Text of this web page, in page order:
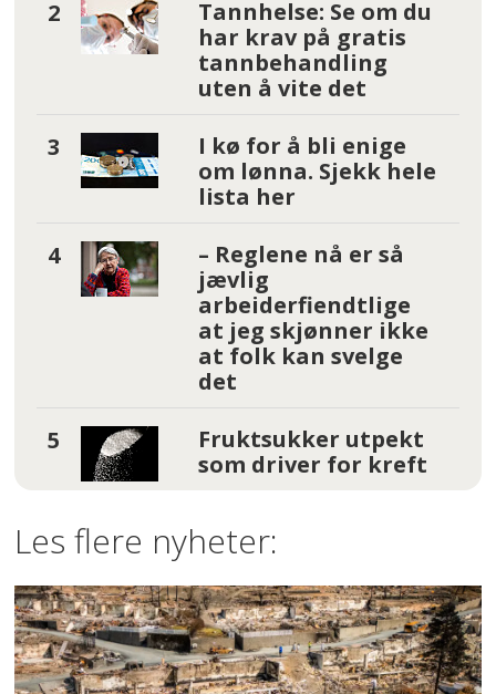
Tannhelse: Se om du
har krav på gratis
tannbehandling
uten å vite det
I kø for å bli enige
om lønna. Sjekk hele
lista her
– Reglene nå er så
jævlig
arbeiderfiendtlige
at jeg skjønner ikke
at folk kan svelge
det
Fruktsukker utpekt
som driver for kreft
Les flere nyheter: